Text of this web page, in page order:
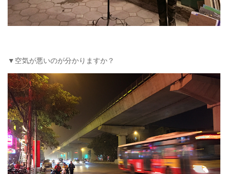
▼空気が悪いのが分かりますか？